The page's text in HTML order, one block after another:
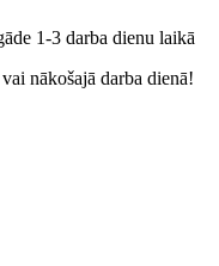
1-3 darba dienu laikā
nākošajā darba dienā!